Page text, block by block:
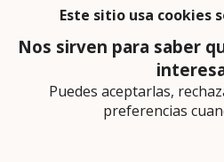
En calidad de afiliado
ingresos por las